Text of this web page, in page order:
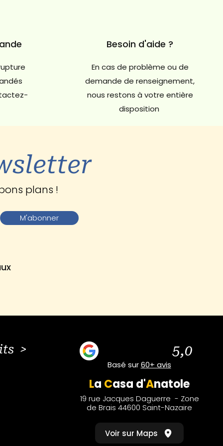
Besoin d'aide ?
En cas de problème ou de
demande de renseignement,
nous restons à votre entière
disposition
plans !
M'abonner
> 5,0
Basé sur60+ avis
La Casa d'Anatole
19 rue Jacques Daguerre - Zone
de Brais 44600 Saint-Nazaire
Voir sur Maps